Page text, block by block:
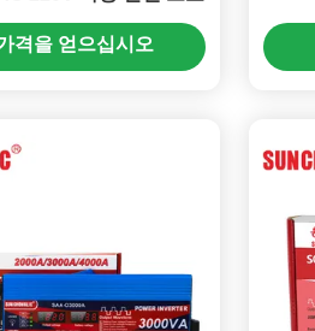
격을 얻으십시오